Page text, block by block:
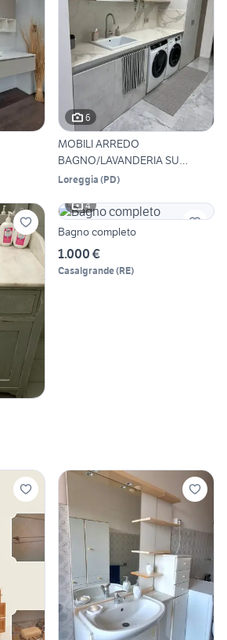
6
MOBILI ARREDO
BAGNO/LAVANDERIA SU
MISURA
Loreggia (PD)
4
Bagno completo
1.000 €
Casalgrande(RE)